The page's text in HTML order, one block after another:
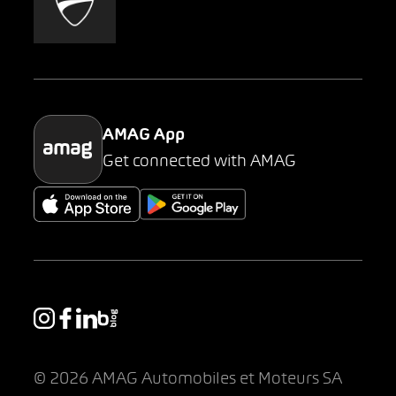
Parking
AMAG App
Get connected with AMAG
© 2026 AMAG Automobiles et Moteurs SA